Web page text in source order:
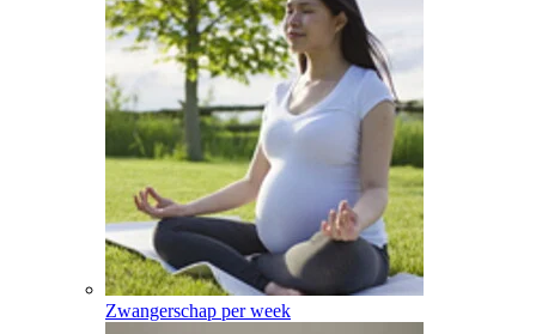
Zwangerschap per week